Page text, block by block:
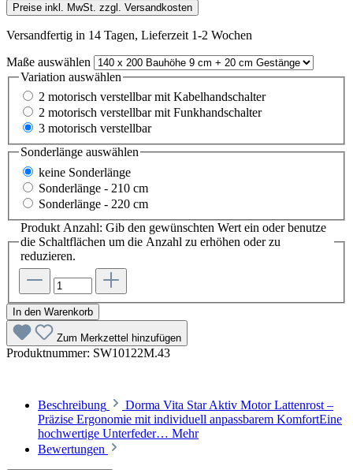
Preise inkl. MwSt. zzgl. Versandkosten
Versandfertig in 14 Tagen, Lieferzeit 1-2 Wochen
Maße auswählen
Variation auswählen
2 motorisch verstellbar mit Kabelhandschalter
2 motorisch verstellbar mit Funkhandschalter
3 motorisch verstellbar
Sonderlänge auswählen
keine Sonderlänge
Sonderlänge - 210 cm
Sonderlänge - 220 cm
Produkt Anzahl: Gib den gewünschten Wert ein oder benutze
die Schaltflächen um die Anzahl zu erhöhen oder zu
reduzieren.
In den Warenkorb
Zum Merkzettel hinzufügen
Produktnummer: SW10122M.43
Beschreibung
Dorma Vita Star Aktiv Motor Lattenrost –
Präzise Ergonomie mit individuell anpassbarem KomfortEine
hochwertige Unterfeder… Mehr
Bewertungen